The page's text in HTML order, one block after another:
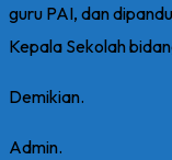
guru PAI, dan
Kepala Sekolah
Demikian.
Admin.